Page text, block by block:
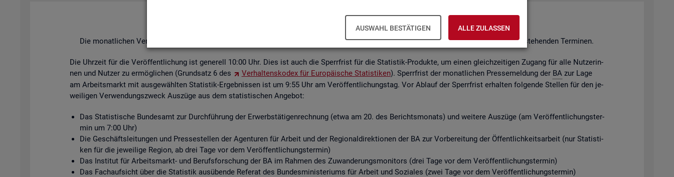
AUSWAHL BESTÄTIGEN ALLE ZULASSEN
Ver­öf­fent­li­chungs­ka­len­der
Die mo­nat­li­chen Ver­öf­fent­li­chun­gen der Sta­tis­ti­ken über den Ar­beits­markt in Deutsch­land und in den Re­gio­nen er­fol­gen an den unten ste­hen­den Ter­mi­nen.
Die Uhr­zeit für die Ver­öf­fent­li­chung ist ge­ne­rell 10:00 Uhr. Dies ist auch die Sperr­frist für die Sta­tis­tik-Pro­duk­te, um einen gleich­zei­ti­gen Zu­gang für alle Nut­ze­rin­
nen und Nut­zer zu er­mög­li­chen (Grund­satz 6 des
Ver­hal­tens­ko­dex für Eu­ro­päi­sche Sta­tis­ti­ken). Sperr­frist der mo­nat­li­chen Pres­se­mel­dung der BAzur Lage
am Ar­beits­markt mit aus­ge­wähl­ten Sta­tis­tik-Er­geb­nis­sen ist um 9:55 Uhr am Ver­öf­fent­li­chungs­tag. Vor Ab­lauf der Sperr­frist er­hal­ten fol­gen­de Stel­len für den je­
wei­li­gen Ver­wen­dungs­zweck Aus­zü­ge aus dem sta­tis­ti­schen An­ge­bot:
Das Sta­tis­ti­sche Bun­des­amt zur Durch­füh­rung der Er­werbs­tä­ti­gen­rech­nung (etwa am 20. des Be­richts­mo­nats) und wei­te­re Aus­zü­ge (am Ver­öf­fent­li­chungs­ter­
min um 7:00 Uhr)
Die Ge­schäfts­lei­tun­gen und Pres­se­stel­len der Agen­tu­ren für Ar­beit und der Re­gio­nal­di­rek­tio­nen der BA zur Vor­be­rei­tung der Öf­fent­lich­keits­ar­beit (nur Sta­tis­ti­
ken für die je­wei­li­ge Re­gi­on, ab drei Tage vor dem Ver­öf­fent­li­chungs­ter­min)
Das In­sti­tut für Ar­beits­markt- und Be­rufs­for­schung der BA im Rah­men des Zu­wan­de­rungs­mo­ni­tors (drei Tage vor dem Ver­öf­fent­li­chungs­ter­min)
Das Fach­auf­sicht über die Sta­tis­tik aus­üben­de Re­fe­rat des Bun­des­mi­nis­te­ri­ums für Ar­beit und So­zia­les (zwei Tage vor dem Ver­öf­fent­li­chungs­ter­min)